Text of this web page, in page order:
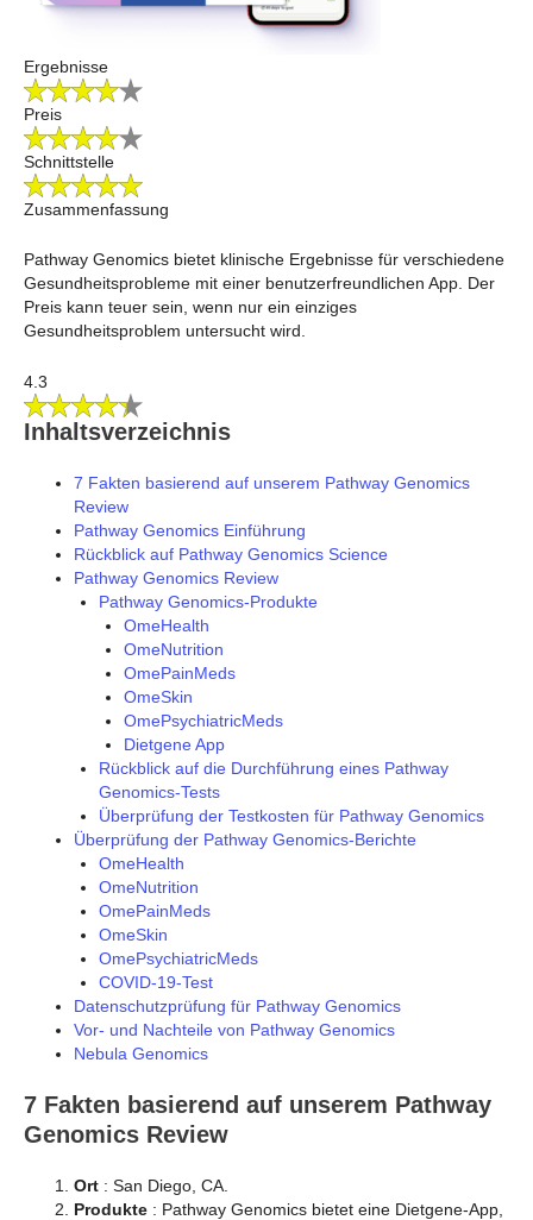
Ergebnisse
Preis
Schnittstelle
Zusammenfassung
Pathway Genomics bietet klinische Ergebnisse für verschiedene
Gesundheitsprobleme mit einer benutzerfreundlichen App. Der
Preis kann teuer sein, wenn nur ein einziges
Gesundheitsproblem untersucht wird.
4.3
Inhaltsverzeichnis
7 Fakten basierend auf unserem Pathway Genomics
Review
Pathway Genomics Einführung
Rückblick auf Pathway Genomics Science
Pathway Genomics Review
Pathway Genomics-Produkte
OmeHealth
OmeNutrition
OmePainMeds
OmeSkin
OmePsychiatricMeds
Dietgene App
Rückblick auf die Durchführung eines Pathway
Genomics-Tests
Überprüfung der Testkosten für Pathway Genomics
Überprüfung der Pathway Genomics-Berichte
OmeHealth
OmeNutrition
OmePainMeds
OmeSkin
OmePsychiatricMeds
COVID-19-Test
Datenschutzprüfung für Pathway Genomics
Vor- und Nachteile von Pathway Genomics
Nebula Genomics
7 Fakten basierend auf unserem Pathway
Genomics Review
Ort : San Diego, CA.
Produkte : Pathway Genomics bietet eine Dietgene-App,